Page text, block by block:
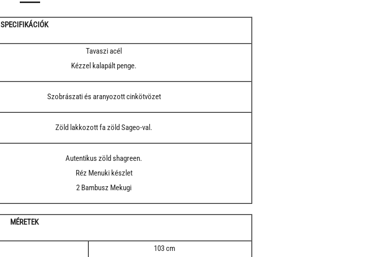
SPECIFIKÁCIÓK
Tavaszi acél
Kézzel kalapált penge.
Szobrászati és aranyozott cinkötvözet
Zöld lakkozott fa zöld Sageo-val.
Autentikus zöld shagreen.
Réz Menuki készlet
2 Bambusz Mekugi
MÉRETEK
103 cm